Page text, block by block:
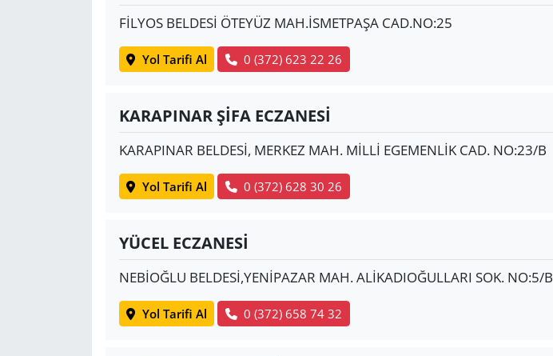
FİLYOS BELDESİ ÖTEYÜZ MAH.İSMETPAŞA CAD.NO:25
Yol Tarifi Al 0 (372) 623 22 26
KARAPINAR ŞİFA ECZANESİ
KARAPINAR BELDESİ, MERKEZ MAH. MİLLİ EGEMENLİK CAD. NO:23/B
Yol Tarifi Al 0 (372) 628 30 26
YÜCEL ECZANESİ
NEBİOĞLU BELDESİ,YENİPAZAR MAH. ALİKADIOĞULLARI SOK. NO:5/B
Yol Tarifi Al 0 (372) 658 74 32